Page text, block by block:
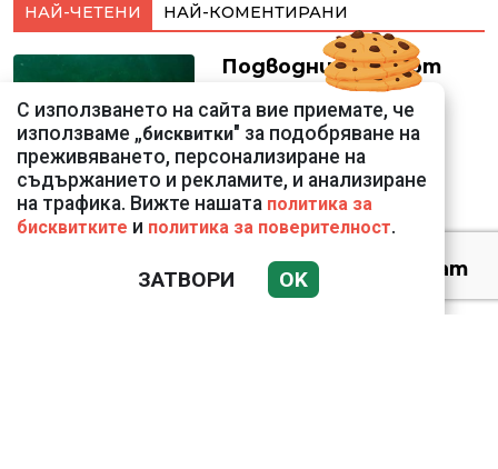
НАЙ-ЧЕТЕНИ НАЙ-КОМЕНТИРАНИ
Подводни кадри от
Корфу разкриха
тревожна картина
Веригите пробутват
вносни продукти за
С използването на сайта вие приемате, че
използваме „бисквитки" за подобряване на
преживяването, персонализиране на
съдържанието и рекламите, и анализиране
на трафика. Вижте нашата политика за
бисквитките и политика за поверителност.
ЗАТВОРИ OK